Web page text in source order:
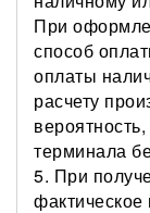
При
способ
оплаты
расчету
терминала
5. При